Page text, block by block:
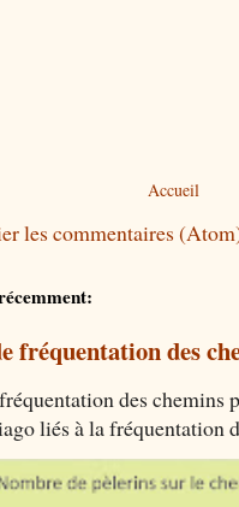
Accueil
les commentaires
fréquentation des
des chemins
liés à la fréquentation